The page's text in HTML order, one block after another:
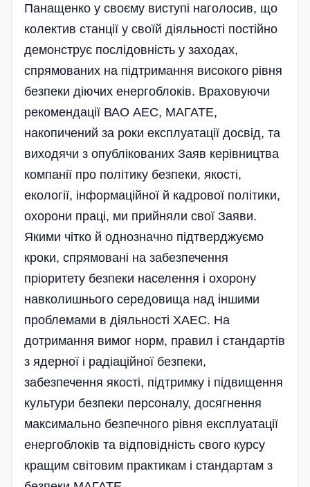
Панащенко у своєму виступі наголосив, що
колектив станції у своїй діяльності постійно
демонструє послідовність у заходах,
спрямованих на підтримання високого рівня
безпеки діючих енергоблоків. Враховуючи
рекомендації ВАО АЕС, МАГАТЕ,
накопичений за роки експлуатації досвід, та
виходячи з опублікованих Заяв керівництва
компанії про політику безпеки, якості,
екології, інформаційної й кадрової політики,
охорони праці, ми прийняли свої Заяви.
Якими чітко й однозначно підтвер­джуємо
кроки, спрямовані на забезпечення
пріоритету безпеки населення і охорону
навколиш­нього середовища над іншими
проблемами в діяльності ХАЕС. На
дотримання вимог норм, правил і стандартів
з ядерної і радіаційної безпеки,
забезпечення якості, підтримку і підвищення
культури безпеки персоналу, досягнення
максимально безпечного рівня експлуатації
енергоблоків та від­повідність свого курсу
кращим світовим практикам і стандартам з